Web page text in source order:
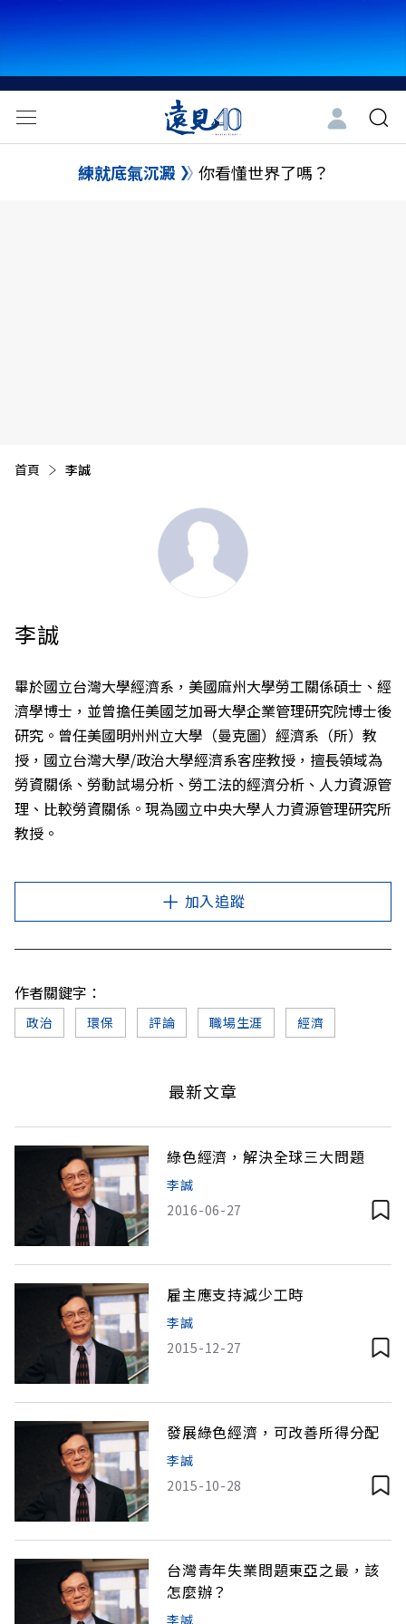
練就底氣沉澱 你看懂世界了嗎？
首頁 目前頁面：
李誠
李誠
畢於國立台灣大學經濟系，美國麻州大學勞工關係碩士、經
濟學博士，並曾擔任美國芝加哥大學企業管理研究院博士後
研究。曾任美國明州州立大學（曼克圖）經濟系（所）教
授，國立台灣大學/政治大學經濟系客座教授，擅長領域為
勞資關係、勞動試場分析、勞工法的經濟分析、人力資源管
理、比較勞資關係。現為國立中央大學人力資源管理研究所
教授。
加入追蹤
作者關鍵字：
政治 環保 評論 職場生涯 經濟
最新文章
綠色經濟，解決全球三大問題
李誠
2016-06-27
雇主應支持減少工時
李誠
2015-12-27
發展綠色經濟，可改善所得分配
李誠
2015-10-28
台灣青年失業問題東亞之最，該
怎麼辦？
李誠